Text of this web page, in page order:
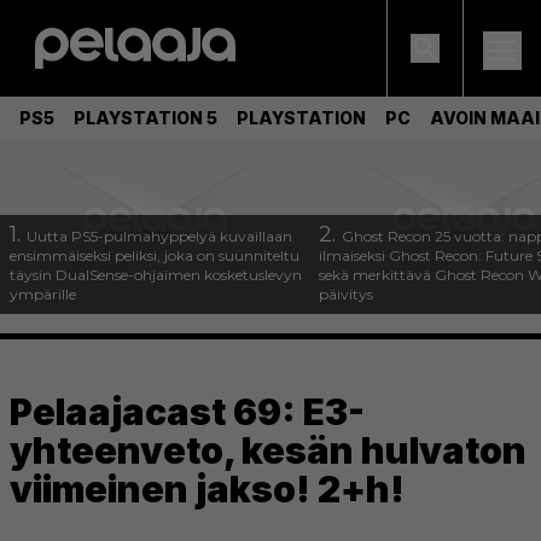
PS5 PLAYSTATION 5 PLAYSTATION PC AVOIN
1. Uutta PS5-pulmahyppelyä kuvaillaan
ensimmäiseksi peliksi, joka on suunniteltu
täysin DualSense-ohjaimen kosketuslevyn
ympärille
2. Ghost Recon 25 vuotta:
ilmaiseksi Ghost Recon: Future
sekä merkittävä Ghost Recon
päivitys
Pelaajacast 69: E3-
yhteenveto, kesän hulvaton
viimeinen jakso! 2+h!